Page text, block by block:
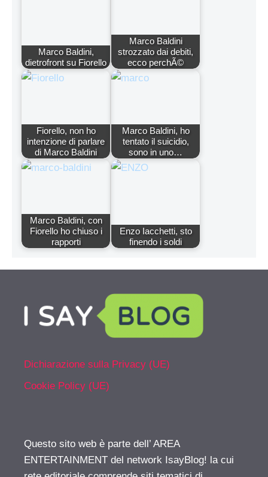
Marco Baldini,
dietrofront su Fiorello
Marco Baldini
strozzato dai debiti,
ecco perchÃ©
Fiorello, non ho
intenzione di parlare
di Marco Baldini
Marco Baldini, ho
tentato il suicidio,
sono in uno…
Marco Baldini, con
Fiorello ho chiuso i
rapporti
Enzo Iacchetti, sto
finendo i soldi
Dichiarazione sulla Privacy (UE)
Cookie Policy (UE)
Questo sito web è parte dell’ AREA
ENTERTAINMENT del network IsayBlog! la cui